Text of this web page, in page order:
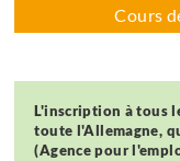
Cours
L'inscription à tous
toute l'Allemagne,
(Agence pour